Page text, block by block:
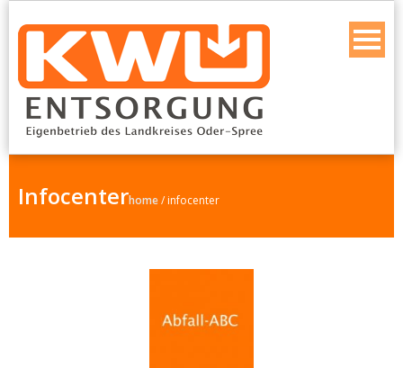
Infocenterhome/infocenter